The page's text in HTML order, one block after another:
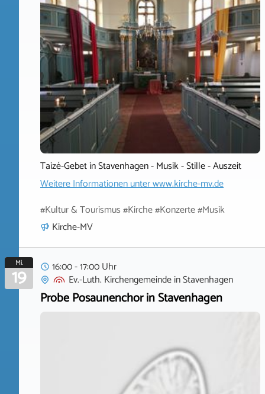
Taizé-Gebet in Stavenhagen - Musik - Stille - Auszeit
Weitere Informationen unterwww.kirche-mv.de
#Kultur & Tourismus #Kirche #Konzerte #Musik
Kirche-MV
Mi.
19
16:00 - 17:00 Uhr
Ev.-Luth. KirchengemeindeinStavenhagen
Probe Posaunenchor in Stavenhagen